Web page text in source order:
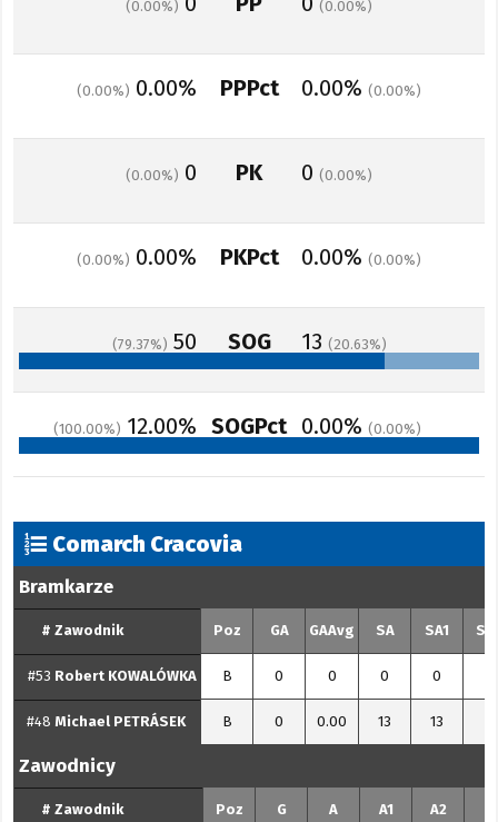
0.00 0 PP 0 0.00
0.00 0.00% PPPct 0.00% 0.00
0.00 0 PK 0 0.00
0.00 0.00% PKPct 0.00% 0.00
79.37 50 SOG 13 20.63
100.00 12.00% SOGPct 0.00% 0.00
Comarch Cracovia
Bramkarze
# Zawodnik Poz GA GAAvg SA SA1
#53 Robert KOWALÓWKA B 0 0 0 0
#48 Michael PETRÁSEK B 0 0.00 13 13
Zawodnicy
# Zawodnik Poz G A A1 A2